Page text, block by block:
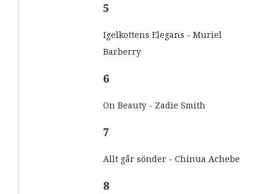
5
Igelkottens Elegans - Muriel
Barberry
6
On Beauty - Zadie Smith
7
Allt går sönder - Chinua Achebe
8